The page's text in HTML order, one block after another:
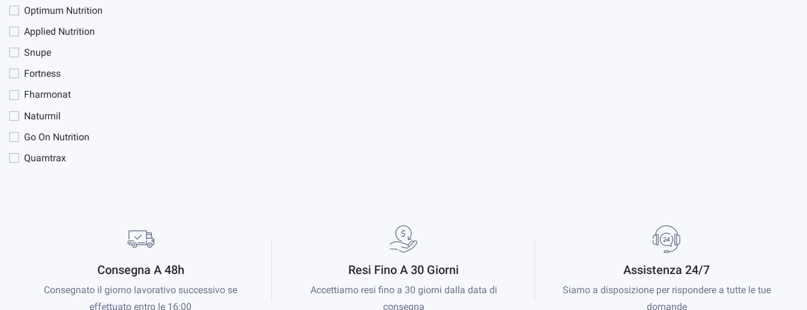
Optimum Nutrition
Applied Nutrition
Snupe
Fortness
Fharmonat
Naturmil
Go On Nutrition
Quamtrax
Consegna A 48h
Consegnato il giorno lavorativo successivo se
effettuato entro le 16:00
Resi Fino A 30 Giorni
Accettiamo resi fino a 30 giorni dalla data di
consegna
Assistenza 24/7
Siamo a disposizione per rispondere a tutte le tue
domande